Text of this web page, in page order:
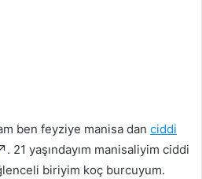
ben feyziye manisa dan ciddi
21 yaşındayım manisaliyim ciddi
biriyim koç burcuyum.